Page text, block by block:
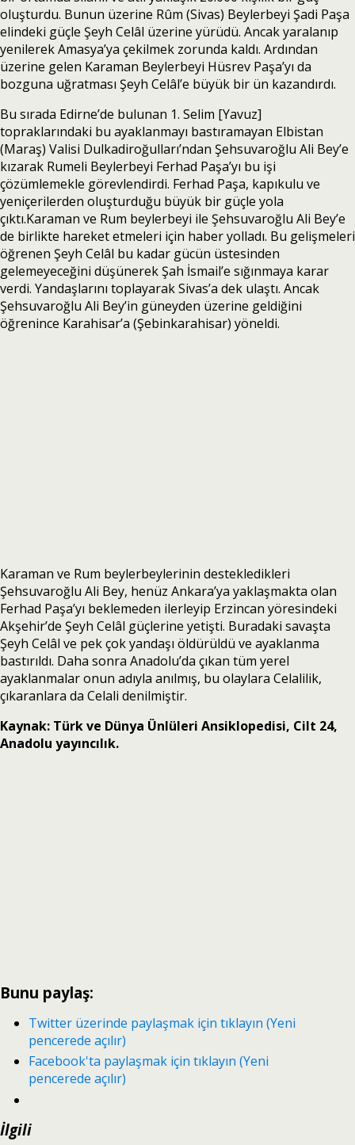
oluşturdu. Bunun üzerine Rûm (Sivas) Beylerbeyi Şadi Paşa
elindeki güçle Şeyh Celâl üzerine yürüdü. Ancak yaralanıp
yenilerek Amasya’ya çekilmek zorunda kaldı. Ardından
üzerine gelen Karaman Beylerbeyi Hüsrev Paşa’yı da
bozguna uğratması Şeyh Celâl’e büyük bir ün kazandırdı.
Bu sırada Edirne’de bulunan 1. Selim [Yavuz]
topraklarındaki bu ayaklanmayı bastıramayan Elbistan
(Maraş) Valisi Dulkadiroğulları’ndan Şehsuvaroğlu Ali Bey’e
kızarak Rumeli Beylerbeyi Ferhad Paşa’yı bu işi
çözümlemekle görevlendirdi. Ferhad Paşa, kapıkulu ve
yeniçerilerden oluşturduğu büyük bir güçle yola
çıktı.Karaman ve Rum beylerbeyi ile Şehsuvaroğlu Ali Bey’e
de birlikte hareket etmeleri için haber yolladı. Bu gelişmeleri
öğrenen Şeyh Celâl bu kadar gücün üstesinden
gelemeyeceğini düşünerek Şah İsmail’e sığınmaya karar
verdi. Yandaşlarını toplayarak Sivas’a dek ulaştı. Ancak
Şehsuvaroğlu Ali Bey’in güneyden üzerine geldiğini
öğrenince Karahisar’a (Şebinkarahisar) yöneldi.
Karaman ve Rum beylerbeylerinin destekledikleri
Şehsuvaroğlu Ali Bey, henüz Ankara’ya yaklaşmakta olan
Ferhad Paşa’yı beklemeden ilerleyip Erzincan yöresindeki
Akşehir’de Şeyh Celâl güçlerine yetişti. Buradaki savaşta
Şeyh Celâl ve pek çok yandaşı öldürüldü ve ayaklanma
bastırıldı. Daha sonra Anadolu’da çıkan tüm yerel
ayaklanmalar onun adıyla anılmış, bu olaylara Celalilik,
çıkaranlara da Celali denilmiştir.
Kaynak: Türk ve Dünya Ünlüleri Ansiklopedisi, Cilt 24,
Anadolu yayıncılık.
Bunu paylaş:
Twitter üzerinde paylaşmak için tıklayın (Yeni
pencerede açılır)
Facebook'ta paylaşmak için tıklayın (Yeni
pencerede açılır)
İlgili